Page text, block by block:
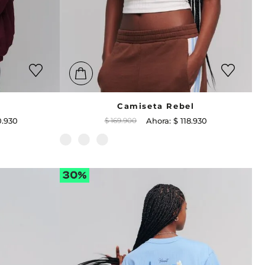
.930
Camiseta Rebel
$ 169.900 $ 118.930